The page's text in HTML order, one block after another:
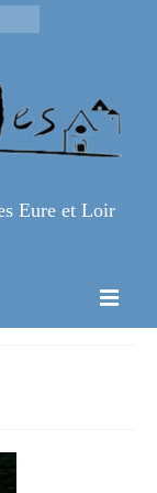
Eure et Loir